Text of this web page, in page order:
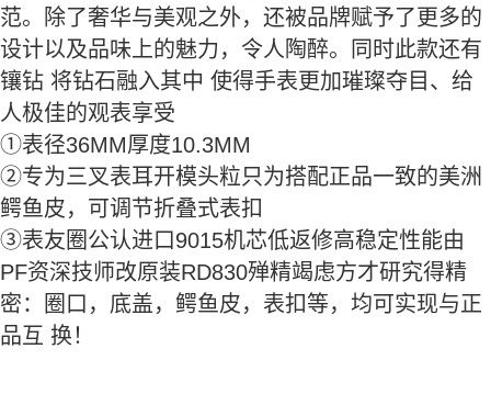
范。除了奢华与美观之外，还被品牌赋予了更多的
设计以及品味上的魅力，令人陶醉。同时此款还有
镶钻 将钻石融入其中 使得手表更加璀璨夺目、给
人极佳的观表享受
①表径36MM厚度10.3MM
②专为三叉表耳开模头粒只为搭配正品一致的美洲
鳄鱼皮，可调节折叠式表扣
③表友圈公认进口9015机芯低返修高稳定性能由
PF资深技师改原装RD830殚精竭虑方才研究得精
密：圈口，底盖，鳄鱼皮，表扣等，均可实现与正
品互 换！